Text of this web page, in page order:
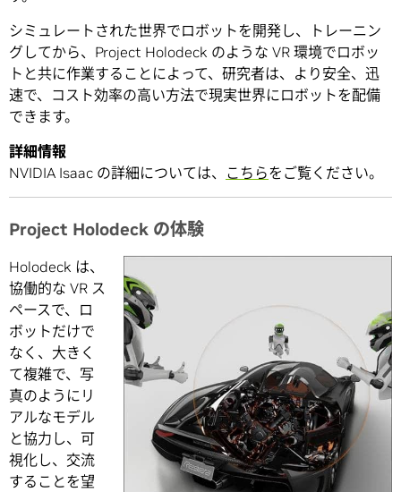
シミュレートされた世界でロボットを開発し、トレーニン
グしてから、Project Holodeck のような VR 環境でロボッ
トと共に作業することによって、研究者は、より安全、迅
速で、コスト効率の高い方法で現実世界にロボットを配備
できます。
詳細情報
NVIDIA Isaac の詳細については、 こちらをご覧ください。
Project Holodeck の体験
Holodeck は、
協働的な VR ス
ペースで、ロ
ボットだけで
なく、大きく
て複雑で、写
真のようにリ
アルなモデル
と協力し、可
視化し、交流
することを望